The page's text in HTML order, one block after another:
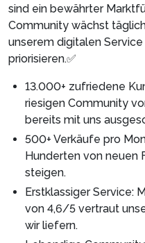
sind ein bewährter
Community wächst
unserem digitalen
priorisieren.✅
13.000+ zufriedene
riesigen Community
bereits mit uns
500+ Verkäufe pro
Hunderten von neuen
steigen.
Erstklassiger Service:
von 4,6/5 vertraut
wir liefern.